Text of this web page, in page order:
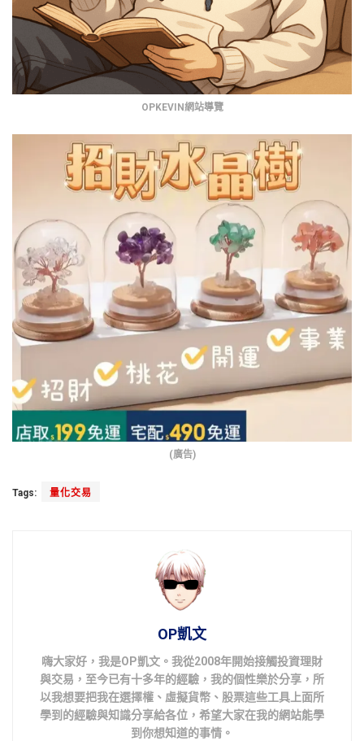
OPKEVIN網站導覽
(廣告)
Tags: 量化交易
OP凱文
嗨大家好，我是OP凱文。我從2008年開始接觸投資理財
與交易，至今已有十多年的經驗，我的個性樂於分享，所
以我想要把我在選擇權、虛擬貨幣、股票這些工具上面所
學到的經驗與知識分享給各位，希望大家在我的網站能學
到你想知道的事情。